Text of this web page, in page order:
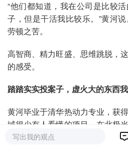
“他们都知道，我在公司是比较
子，但是干活我比较乐。”黄河
劳顿之苦。
高智商、精力旺盛、思维跳脱，
的感受。
踏踏实实投案子，虚火大的东西
黄河毕业于清华热动力专业，获
域很少有人看懂的项目，在北极
互联网还是时下大火的AR、VR
写出我的观点